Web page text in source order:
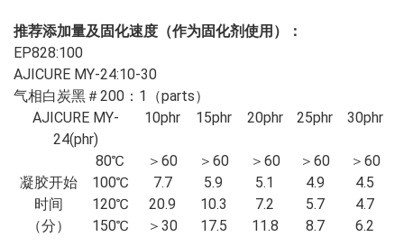
推荐添加量及固化速度（作为固化剂使用）：
EP828:100
AJICURE MY-24:10-30
气相白炭黑＃200：1（parts）
AJICURE MY-
24(phr)
10phr 15phr 20phr 25phr 30phr
凝胶开始
时间
（分）
80℃ ＞60 ＞60 ＞60 ＞60
＞60
100℃ 7.7 5.9 5.1 4.9
4.5
120℃ 20.9 10.3 7.2 5.7
4.7
150℃ ＞30 17.5 11.8 8.7 6.2